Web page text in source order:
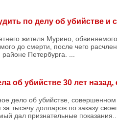
по делу об убийстве и
жителя Мурино, обвиняемого
до смерти, после чего
Петербурга. ...
об убийстве 30 лет
дело об убийстве, совершенном
тысячу долларов по заказу
дал признательные показания....